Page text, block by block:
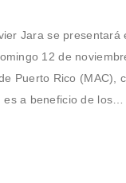
Jara se
12 de
Puerto Rico (MAC),
a beneficio de los…